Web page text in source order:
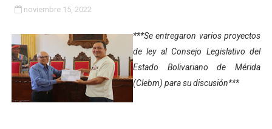
INN-Mérida celebró el Lacto grado para promover el
Impulsan plan estratégico de seguridad ciudadana
Mérida impulsa desarrollo económico con taller de
Fomficc consolida alianzas e impulsa la economía
noviembre 15, 2022
***Se entregaron varios proyectos
de ley al Consejo Legislativo del
Estado Bolivariano de Mérida
(Clebm) para su discusión***